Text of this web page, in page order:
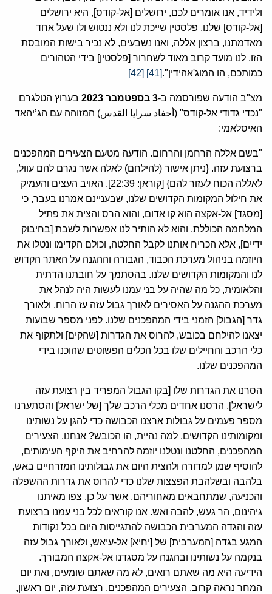
ולידיד, אנו אומרים לכם, ירושלים [אל-קודס], היא ירושלים
[אל-קודס] שלנו, פלסטין שייכת לנו ולא ננטוש ולו שעל אחד
מאדמתנו, ברצון אללה, ואנו נשבעים, לא נכיר בישות המובסת
הזו, לנו מועד קרוב מאוד לשחרור [פלסטין] בידי הטהורים
כמותכם, הו המוג'אהידין".[41]
[42]
מצ"ב הודעה שפורסמה ב-3 בספטמבר 2023 בערוץ הטלגרם
"נכדי גדודי אל-קודס" (أحفاد سرايا القدس) המזוהה עם הג’יהאד
האיסלאמי:
"בשם אללה הרחמן והרחום. הודעה מטעם הצעירים המהפכנים
ברצועת עזה. {ניתן אישור (להילחם) לאלה אשר נגרם להם עוול,
לאללה הכוח לעזור להם} [קוראן: 22:39]. האויב העצים והעמיק
את חילול המקומות הקדושים שלנו, שבעניינם אמרנו בעבר, כי
[מסגד] אל-אקצה הוא קו אדום, והוא הרס והצית את פתיל
המלחמה הכוללת. והוא לא הותיר לנו אפשרות לשבת [בחיבוק
ידיים], אלא הכריח אותנו לקבל החלטה, וכולם הקדימו ונטלו את
היוזמה בניהול מערכת הכבוד, הגבורה וההגנה על האתר הקדוש
לנו והמקומות הקדושים שלנו. בהסתמך על חובתנו הדתית
והלאומית, כל מה שהיה על בני עמנו לעשות היה לנהל את
מערכת ההגנה על האסירים לאורך גבול עזה עז הרוח, ולאורך
גדר [הגבול] הזמני בידי המהפכנים שלנו. לפני מספר שבועות
יצאנו להילחם בכובש, להרוס את הגדרות [שהקים] ולתקוף את
כלי הרכב והחיילים שלו בכל הכלים הפשוטים שהוכנו בידי
המהפכנים שלנו.
הסרנו את הגדרות שלו [בקו הגבול המפריד בין רצועת עזה
לישראל], הרסנו אחדים מכלי הרכב שלך [של ישראל] והסתערנו
מספר פעמים על גבולות ארצנו הכבושה כדי להגן על נשותינו
ומקומותינו הקדושים. למה נהיית, הו הכובש? אנחנו, הצעירים
המהפכנים, החלטנו ונטלנו יוזמה להרחיב את היקף העימותים,
להוסיף שמן למדורה ולהצית היום את גבולותינו המזרחיים באש,
בלהבה ובשלהבת הפצצות שלנו כדי להרוס את גדרות ההשפלה
והכניעה, שמתחבאים מאחוריהם. אשר על כן, צפו מאיתנו
גיהינום, הר געש, להבה ואש. אנו קוראים לכל בני עמנו ברצועת
עזה והגדה המערבית הכבושה להתגייסות היום בכל נקודות
המגע בגדה [המערבית] של [יחיא] אל-עיאש, ולאורך גבול עזה
בנקמה על נשותינו ובהגנה על מסגדנו אל-אקצה המבורך.
הידיעה היא מה שאתם רואים, לא מה שאתם שומעים, ואת יום
המחר נראה קרוב. הצעירים המהפכנים, רצועת עזה, יום ראשון,